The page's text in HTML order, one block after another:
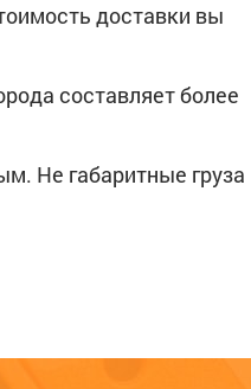
доставки вы
составляет более
Не габаритные груза